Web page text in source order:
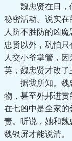
魏忠贤在日，他
秘密活动。说实
人防不胜防的凶
忠贤以外，巩怕
人交小爷掌管，
英，魏忠贤才改了
据我所知。魏忠
物，甚至外邦进贡
在七凶中是全家的
责。听说，她和
魏银屏才能说清。